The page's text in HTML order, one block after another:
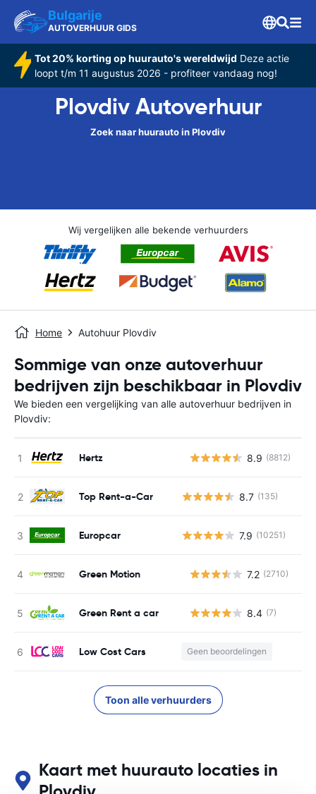
Bulgarije
AUTOVERHUUR GIDS
Tot 20% korting op huurauto's wereldwijd Deze actie
loopt t/m 11 augustus 2026 - profiteer vandaag nog!
Plovdiv Autoverhuur
Zoek naar huurauto in Plovdiv
Wij vergelijken alle bekende verhuurders
Home Autohuur Plovdiv
Sommige van onze autoverhuur
bedrijven zijn beschikbaar in Plovdiv
We bieden een vergelijking van alle autoverhuur bedrijven in
Plovdiv:
Hertz 8.9 (8812)
Top Rent-a-Car 8.7 (135)
Europcar 7.9 (10251)
Green Motion 7.2 (2710)
Green Rent a car 8.4 (7)
Low Cost Cars Geen beoordelingen
Toon alle verhuurders
Kaart met huurauto locaties in